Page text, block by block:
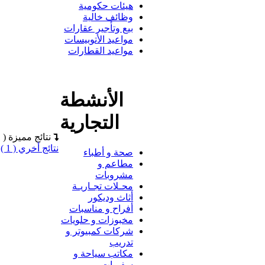
نتائج مميزة ( 1 )
نتائج أخري ( 1 )
هيئات حكومية
وظائف خالية
بيع وتأجير عقارات
مواعيد الأتوبيسات
مواعيد القطارات
الأنشطة
التجارية
صحة و أطباء
مطاعم و
مشروبات
محـلات تجـاريـة
أثاث وديكور
أفراح و مناسبات
مخبوزات و حلويات
شركات كمبيوتر و
تدريب
مكاتب سياحة و